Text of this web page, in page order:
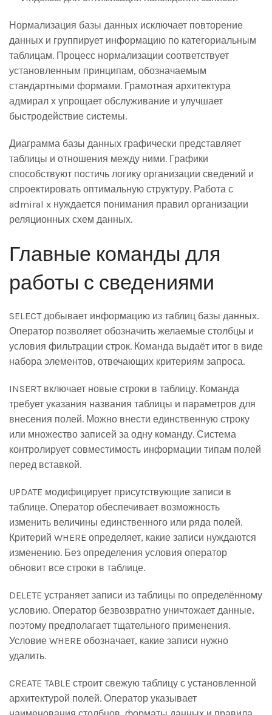
Нормализация базы данных исключает повторение
данных и группирует информацию по категориальным
таблицам. Процесс нормализации соответствует
установленным принципам, обозначаемым
стандартными формами. Грамотная архитектура
адмирал х упрощает обслуживание и улучшает
быстродействие системы.
Диаграмма базы данных графически представляет
таблицы и отношения между ними. Графики
способствуют постичь логику организации сведений и
спроектировать оптимальную структуру. Работа с
admiral x нуждается понимания правил организации
реляционных схем данных.
Главные команды для
работы с сведениями
SELECT добывает информацию из таблиц базы данных.
Оператор позволяет обозначить желаемые столбцы и
условия фильтрации строк. Команда выдаёт итог в виде
набора элементов, отвечающих критериям запроса.
INSERT включает новые строки в таблицу. Команда
требует указания названия таблицы и параметров для
внесения полей. Можно внести единственную строку
или множество записей за одну команду. Система
контролирует совместимость информации типам полей
перед вставкой.
UPDATE модифицирует присутствующие записи в
таблице. Оператор обеспечивает возможность
изменить величины единственного или ряда полей.
Критерий WHERE определяет, какие записи нуждаются
изменению. Без определения условия оператор
обновит все строки в таблице.
DELETE устраняет записи из таблицы по определённому
условию. Оператор безвозвратно уничтожает данные,
поэтому предполагает тщательного применения.
Условие WHERE обозначает, какие записи нужно
удалить.
CREATE TABLE строит свежую таблицу с установленной
архитектурой полей. Оператор указывает